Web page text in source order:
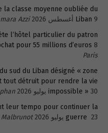
la classe moyenne oubliée du
Liban 9 أغسطس 2026
Azzi
l’hôtel particulier du patron
pour 55 millions d’euros 8 أغسطس 2026
Paris
sud du Liban désigné « zone
tout détruit pour rendre la vie
impossible » 30 يوليو 2026
leur tempo pour continuer la
guerre 23 يوليو 2026 Malbrunot